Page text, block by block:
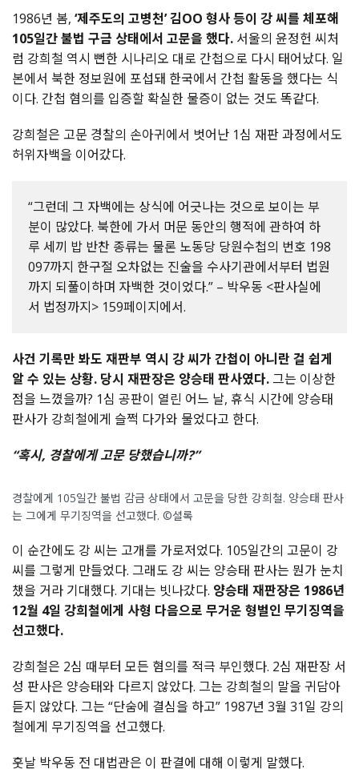
1986년 봄, ‘제주도의 고병천’김OO 형사등이 강씨를 체포해
105일간불법 구금 상태에서 고문을 했다. 서울의 윤정헌 씨처
럼 강희철 역시 뻔한 시나리오 대로 간첩으로 다시 태어났다. 일
본에서 북한 정보원에 포섭돼 한국에서 간첩 활동을 했다는 식
이다. 간첩 혐의를 입증할 확실한 물증이 없는 것도 똑같다.
강희철은 고문 경찰의 손아귀에서 벗어난 1심 재판과정에서도
허위자백을 이어갔다.
“그런데 그 자백에는 상식에 어긋나는 것으로 보이는 부
분이 많았다. 북한에 가서 머문 동안의 행적에 관하여 하
루 세끼 밥 반찬 종류는 물론 노동당 당원수첩의 번호 198
097까지 한구절 오차없는 진술을 수사기관에서부터 법원
까지 되풀이하며 자백한 것이었다.” – 박우동 <판사실에
서 법정까지> 159페이지에서.
사건 기록만 봐도 재판부 역시 강씨가 간첩이 아니란 걸 쉽게
알수 있는 상황. 당시 재판장은 양승태 판사였다. 그는 이상한
점을 느꼈을까? 1심 공판이 열린 어느 날, 휴식 시간에 양승태
판사가 강희철에게 슬쩍 다가와 물었다고 한다.
“혹시, 경찰에게고문 당했습니까?”
경찰에게 105일간 불법 감금 상태에서 고문을 당한 강희철. 양승태 판사
는 그에게 무기징역을 선고했다. ©셜록
이 순간에도 강 씨는 고개를 가로저었다. 105일간의 고문이 강
씨를 그렇게 만들었다. 그래도 강 씨는 양승태 판사는 뭔가 눈치
챘을 거라 기대했다. 기대는 빗나갔다. 양승태 재판장은 1986년
12월 4일 강희철에게 사형 다음으로 무거운 형벌인 무기징역을
선고했다.
강희철은 2심 때부터 모든 혐의를 적극 부인했다. 2심 재판장 서
성 판사은 양승태와 다르지 않았다. 그는 강희철의 말을 귀담아
듣지 않았다. 그는 “단숨에 결심을 하고” 1987년 3월 31일 강의
철에게 무기징역을 선고했다.
훗날 박우동 전 대법관은 이 판결에 대해 이렇게 말했다.